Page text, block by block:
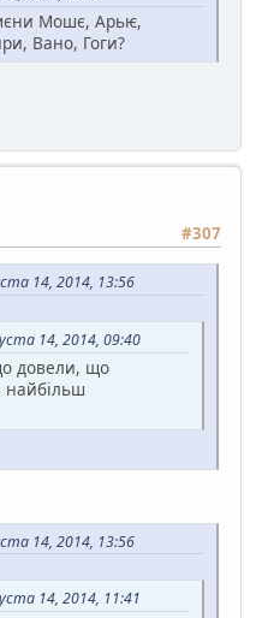
Мошє, Арьѥ,
Вано, Гоги?
#307
14, 2014, 13:56
14, 2014, 09:40
довели, що
найбільш
14, 2014, 13:56
14, 2014, 11:41